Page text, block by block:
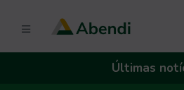
Últimas